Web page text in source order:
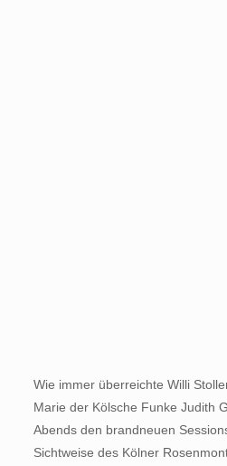
Wie immer überreichte Willi
Marie der Kölsche Funke Judith
Abends den brandneuen
Sichtweise des Kölner